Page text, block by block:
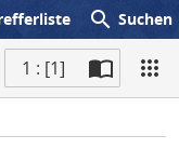
search Suchen
1 : [1]